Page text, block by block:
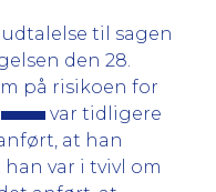
til sagen
den 28.
på risikoen for
var tidligere
at han
var i tvivl om